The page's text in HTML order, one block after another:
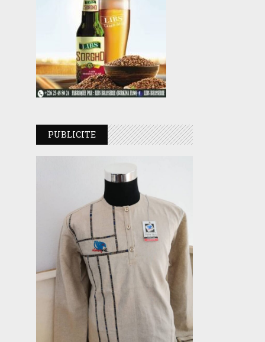
PUBLICITE